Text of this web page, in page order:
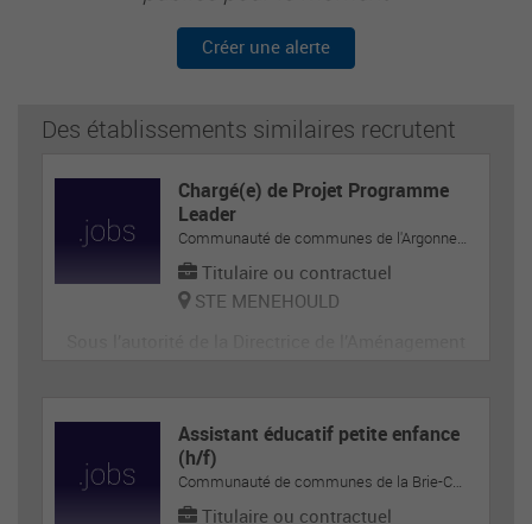
Créer une alerte
Des établissements similaires recrutent
Chargé(e) de Projet Programme
Leader
Communauté de communes de l'Argonne-Champenoise
Titulaire ou contractuel
STE MENEHOULD
Communes de l’Argonne Champenoise et le Vice
-Président en charge de l’Aménagement du Territ
oire
Assistant éducatif petite enfance
(h/f)
Communauté de communes de la Brie-Champenoise
Titulaire ou contractuel